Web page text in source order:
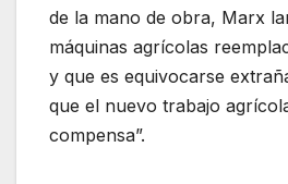
de la mano de obra, Marx
máquinas agrícolas
y que es equivocarse
que el nuevo trabajo
compensa”.